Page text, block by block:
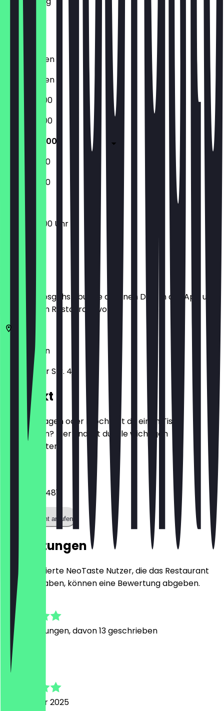
Freitag
Samstag
Sonntag
Geschlossen
Geschlossen
09:00 - 17:00
09:00 - 17:00
09:00 - 17:00
10:00 - 17:00
10:00 - 17:00
09:00 - 17:00 Uhr
Bevor du losgehst, buche dir einen Deal in der App und
zeige ihn im Restaurant vor.
53773
Bonn
Frankfurter Str. 47
Kontakt
Hast du Fragen oder möchtest du einen Tisch
reservieren? Hier findest du alle wichtigen
Kontaktdaten.
022429148481
Restaurant anrufen
Bewertungen
Nur registrierte NeoTaste Nutzer, die das Restaurant
besucht haben, können eine Bewertung abgeben.
67Bewertungen, davon 13 geschrieben
Kim
31. Oktober 2025